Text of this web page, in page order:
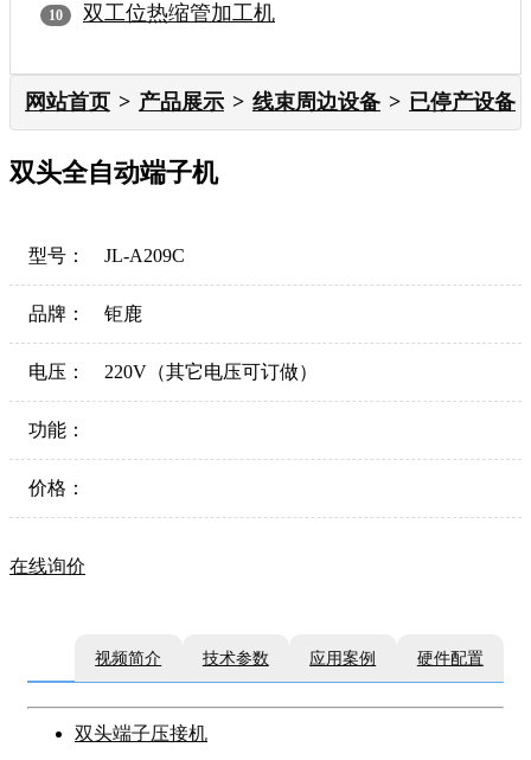
双工位热缩管加工机
网站首页 产品展示 线束周边设备 已停产设备
双头全自动端子机
型号： JL-A209C
品牌： 钜鹿
电压： 220V（其它电压可订做）
功能：
价格：
在线询价
视频简介 技术参数 应用案例 硬件配置
双头端子压接机